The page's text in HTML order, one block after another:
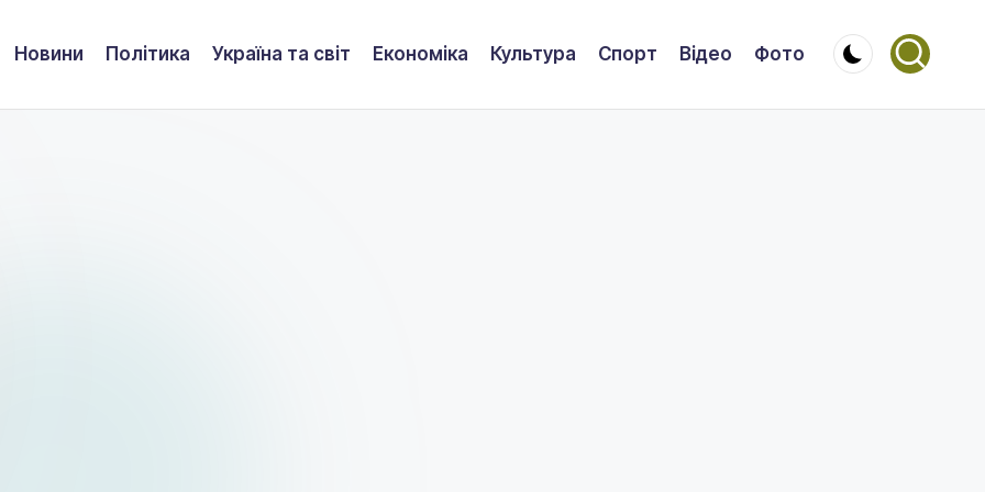
Новини Політика Україна та світ Економіка Культура Спорт Відео Фото